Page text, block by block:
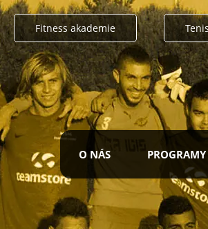
Fitness akademie
O NÁS PROGRAMY